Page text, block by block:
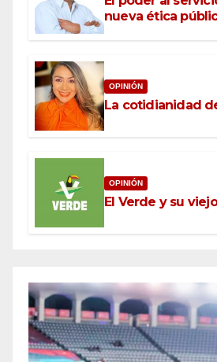
nueva ética
OPINIÓN
La cotidianidad
OPINIÓN
El Verde y su